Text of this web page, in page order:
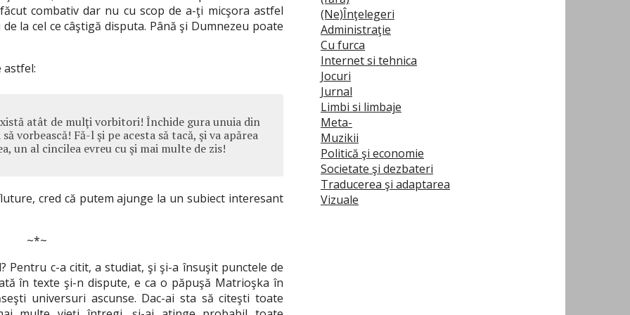
combativ dar nu cu scop de a-ţi micşora astfel
la cel ce câştigă disputa. Până şi Dumnezeu poate
astfel:
atât de mulţi vorbitori! Închide gura unuia din
vorbească! Fă-l şi pe acesta să tacă, şi va apărea
un al cincilea evreu cu şi mai multe de zis!
cred că putem ajunge la un subiect interesant
~*~
Pentru c-a citit, a studiat, şi şi-a însuşit punctele de
în texte şi-n dispute, e ca o păpuşă Matrioşka în
universuri ascunse. Dac-ai sta să citeşti toate
(Ne)Înţelegeri
Administraţie
Cu furca
Internet si tehnica
Jocuri
Jurnal
Limbi si limbaje
Meta-
Muzikii
Politică şi economie
Societate şi dezbateri
Traducerea şi adaptarea
Vizuale